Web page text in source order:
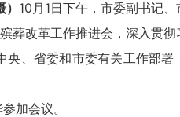
10月1日下午，市委副书记
葬改革工作推进会，深入贯
、省委和市委有关工作部署
加会议。